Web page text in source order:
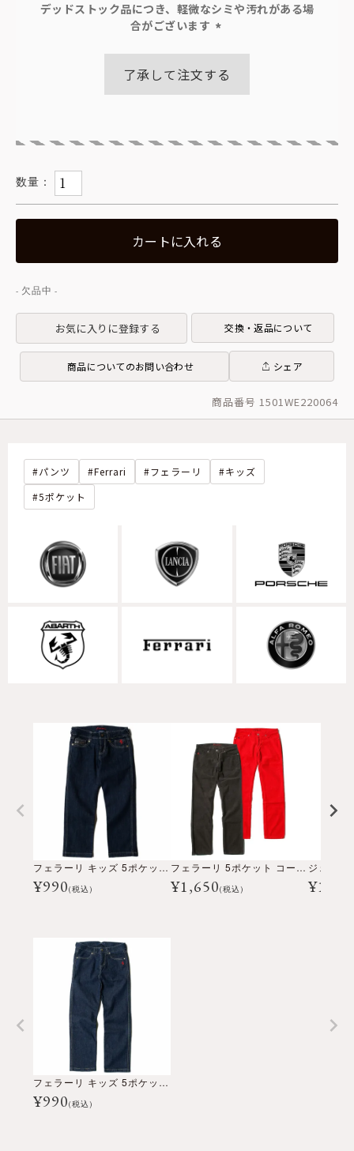
デッドストック品につき、軽微なシミや汚れがある場
合がございます
了承して注文する
カートに入れる
お気に入りに登録する 交換・返品について
商品についてのお問い合わせ シェア
商品番号 1501WE220064
パンツ Ferrari フェラーリ
キッズ
5ポケット
フェラーリ キッズ 5ポケット ストーン ウォッシュ デニム
¥990(税込)
フェラーリ 5ポケット コーデュロイ パンツ
¥1,650(税込)
ジェイミ
¥
フェラーリ キッズ 5ポケット デニム パンツ
¥990(税込)